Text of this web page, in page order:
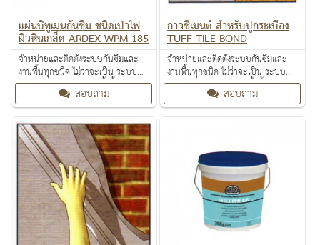
แผ่นบิทูเมนกันซึม ชนิดเป่าไฟ
ผิวหินเกล็ด ARDEX WPM 185
จำหน่ายและติดตั้งระบบกันซึมและ
งานพื้นทุกชนิด ไม่ว่าจะเป็น ระบบ
งานกันซึม ระบบงานติดตั้งพื้น งาน
ป้องกันไฟลาม งานเคลือบปกป้องพื้น
ผิว งานเคลือบสารสะท้อนความร้อน
สอบถาม
กาวซีเมนต์ สำหรับปูกระเบื้อง
TUFF TILE BOND
จำหน่ายและติดตั้งระบบกันซึมและ
งานพื้นทุกชนิด ไม่ว่าจะเป็น ระบบ
งานกันซึม ระบบงานติดตั้งพื้น งาน
ป้องกันไฟลาม งานเคลือบปกป้องพื้น
ผิว งานเคลือบสารสะท้อนความร้อน
สอบถาม